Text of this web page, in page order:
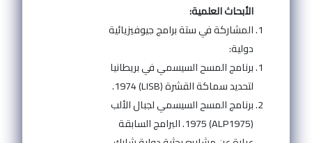
الأبحاث العلمية:
المشاركة في ستة برامج جيوفيزيائية
دولية:
برنامج المسح السيسمي في بريطانيا
لتحديد سماكة القشرة (LISB) 1974.
برنامج المسح السيسمي لجبال الألب
(ALP1975) 1975. البرامج السابقة